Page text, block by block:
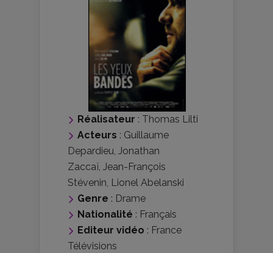
Réalisateur : Thomas Lilti
Acteurs : Guillaume
Depardieu, Jonathan
Zaccaï, Jean-François
Stévenin, Lionel Abelanski
Genre : Drame
Nationalité : Français
Editeur vidéo : France
Télévisions